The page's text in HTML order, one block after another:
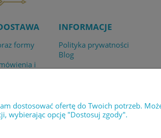
formy
i
INFORMACJE
Polityka prywatności
Blog
dostosować ofertę do Twoich potrzeb.
wybierając opcję "Dostosuj zgody".